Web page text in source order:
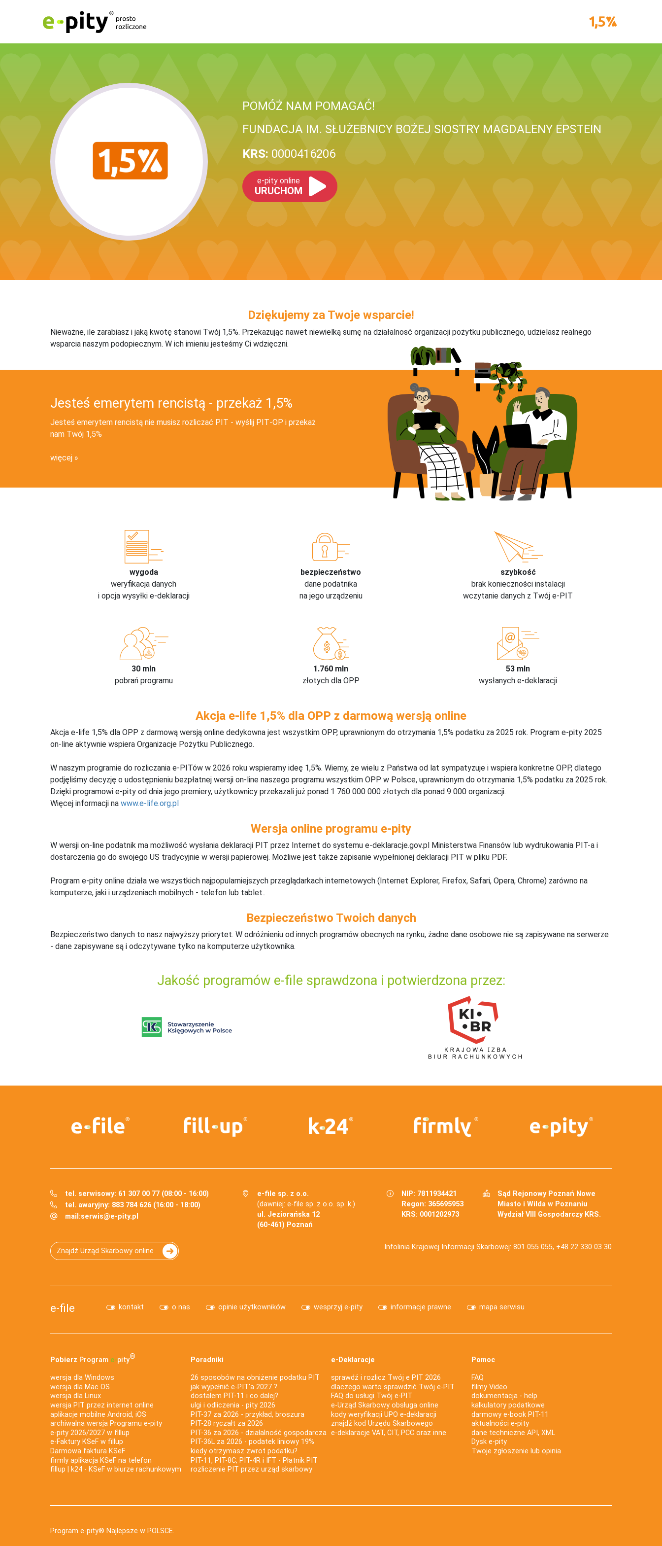
POMÓŻ NAM POMAGAĆ!
FUNDACJA IM. SŁUŻEBNICY BOŻEJ SIOSTRY MAGDALENY EPSTEIN
KRS: 0000416206
e-pity online
URUCHOM
Dziękujemy za Twoje wsparcie!
Nieważne, ile zarabiasz i jaką kwotę stanowi Twój 1,5%. Przekazując nawet niewielką sumę na działalnosć organizacji pożytku publicznego, udzielasz realnego
wsparcia naszym podopiecznym. W ich imieniu jesteśmy Ci wdzięczni.
Jesteś emerytem rencistą - przekaż 1,5%
Jesteś emerytem rencistą nie musisz rozliczać PIT - wyślij PIT‑OP i przekaż
nam Twój 1,5%
więcej
wygoda
weryfikacja danych
i opcja wysyłki e-deklaracji
bezpieczeństwo
dane podatnika
na jego urządzeniu
szybkość
brak konieczności instalacji
wczytanie danych z Twój e-PIT
30 mln
pobrań programu
1.760 mln
złotych dla OPP
53 mln
wysłanych e-deklaracji
Akcja e-life 1,5% dla OPP z darmową wersją online
Akcja e-life 1,5% dla OPP z darmową wersją online dedykowna jest wszystkim OPP, uprawnionym do otrzymania 1,5% podatku za 2025 rok. Program e-pity 2025
on-line aktywnie wspiera Organizacje Pożytku Publicznego.
W naszym programie do rozliczania e-PITów w 2026 roku wspieramy ideę 1,5%. Wiemy, że wielu z Państwa od lat sympatyzuje i wspiera konkretne OPP, dlatego
podjęliśmy decyzję o udostępnieniu bezpłatnej wersji on-line naszego programu wszystkim OPP w Polsce, uprawnionym do otrzymania 1,5% podatku za 2025 rok.
Dzięki programowi e-pity od dnia jego premiery, użytkownicy przekazali już ponad 1 760 000 000 złotych dla ponad 9 000 organizacji.
Więcej informacji na www.e-life.org.pl
Wersja online programu e-pity
W wersji on-line podatnik ma możliwość wysłania deklaracji PIT przez Internet do systemu e-deklaracje.gov.pl Ministerstwa Finansów lub wydrukowania PIT-a i
dostarczenia go do swojego US tradycyjnie w wersji papierowej. Możliwe jest także zapisanie wypełnionej deklaracji PIT w pliku PDF.
Program e-pity online działa we wszystkich najpopularniejszych przeglądarkach internetowych (Internet Explorer, Firefox, Safari, Opera, Chrome) zarówno na
komputerze, jaki i urządzeniach mobilnych - telefon lub tablet..
Bezpieczeństwo Twoich danych
Bezpieczeństwo danych to nasz najwyższy priorytet. W odróżnieniu od innych programów obecnych na rynku, żadne dane osobowe nie są zapisywane na serwerze
- dane zapisywane są i odczytywane tylko na komputerze użytkownika.
Jakość programów e-file sprawdzona i potwierdzona przez:
tel. serwisowy: 61 307 00 77 (08:00 - 16:00)
tel. awaryjny: 883 784 626 (16:00 - 18:00)
mail:serwis@e-pity.pl
e-file sp. z o.o.
(dawniej: e-file sp. z o.o. sp. k.)
ul. Jeziorańska 12
(60-461) Poznań
NIP: 7811934421
Regon: 365695953
KRS: 0001202973
Sąd Rejonowy Poznań Nowe
Miasto i Wilda w Poznaniu
Wydział VIII Gospodarczy KRS.
Znajdź Urząd Skarbowy online Infolinia Krajowej Informacji Skarbowej: 801 055 055, +48 22 330 03 30
e-file kontakt o nas opinie użytkowników wesprzyj e-pity informacje prawne mapa serwisu
Pobierz Program e‑pity®
wersja dla Windows
wersja dla Mac OS
wersja dla Linux
wersja PIT przez internet online
aplikacje mobilne Android, iOS
archiwalna wersja Programu e-pity
e-pity 2026/2027 w fillup
e‑Faktury KSeF w fillup
Darmowa faktura KSeF
firmly aplikacja KSeF na telefon
fillup | k24 - KSeF w biurze rachunkowym
Poradniki
26 sposobów na obniżenie podatku PIT
jak wypełnić e-PIT'a 2027 ?
dostałem PIT-11 i co dalej?
ulgi i odliczenia - pity 2026
PIT-37 za 2026 - przykład, broszura
PIT-28 ryczałt za 2026
PIT-36 za 2026 - działalność gospodarcza
PIT-36L za 2026 - podatek liniowy 19%
kiedy otrzymasz zwrot podatku?
PIT-11, PIT-8C, PIT-4R i IFT - Płatnik PIT
rozliczenie PIT przez urząd skarbowy
e-Deklaracje
sprawdź i rozlicz Twój e PIT 2026
dlaczego warto sprawdzić Twój e-PIT
FAQ do usługi Twój e-PIT
e-Urząd Skarbowy obsługa online
kody weryfikacji UPO e-deklaracji
znajdź kod Urzędu Skarbowego
e-deklaracje VAT, CIT, PCC oraz inne
Pomoc
FAQ
filmy Video
dokumentacja - help
kalkulatory podatkowe
darmowy e-book PIT-11
aktualności e-pity
dane techniczne API, XML
Dysk e-pity
Twoje zgłoszenie lub opinia
Program e-pity® Najlepsze w POLSCE.